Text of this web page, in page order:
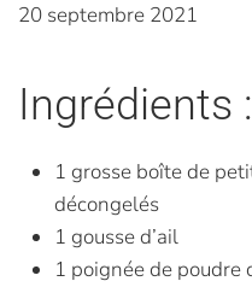
20 septembre 2021
Ingrédients
1 grosse boîte de
décongelés
1 gousse d’ail
1 poignée de poudre